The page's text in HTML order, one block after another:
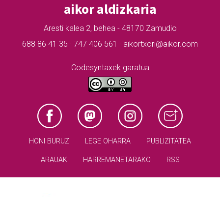
aikor aldizkaria
Aresti kalea 2, behea - 48170 Zamudio
688 86 41 35 · 747 406 561 · aikortxori@aikor.com
Codesyntaxek garatua
HONI BURUZ LEGE OHARRA PUBLIZITATEA
ARAUAK HARREMANETARAKO RSS